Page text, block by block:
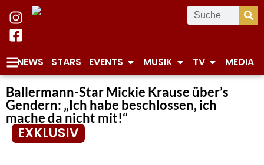
NEWS STARS EVENTS MUSIK TV MEDIA
Ballermann-Star Mickie Krause über’s
Gendern: „Ich habe beschlossen, ich
mache da nicht mit!“
EXKLUSIV